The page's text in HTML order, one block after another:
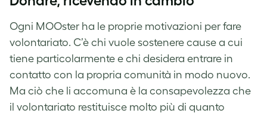
Ogni MOOster ha le proprie motivazioni per fare
volontariato. C’è chi vuole sostenere cause a cui
tiene particolarmente e chi desidera entrare in
contatto con la propria comunità in modo nuovo.
Ma ciò che li accomuna è la consapevolezza che
il volontariato restituisce molto più di quanto